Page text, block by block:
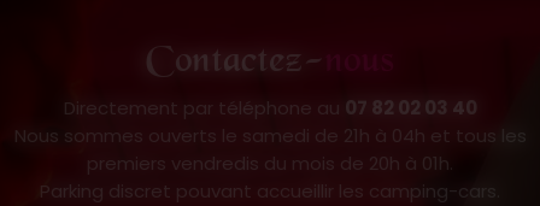
Contactez-
Directement par téléphone au 07 82 02 03 40
Nous sommes ouverts le samedi de 21h à 04h et tous les
premiers vendredis du mois de 20h à 01h.
Parking discret pouvant accueillir les camping-cars.